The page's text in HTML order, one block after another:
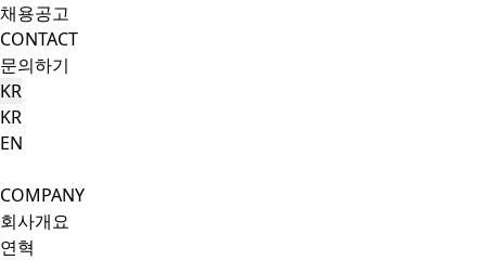
채용공고
CONTACT
문의하기
KR
KR
EN
Search Button
Menu Button
COMPANY
회사개요
연혁